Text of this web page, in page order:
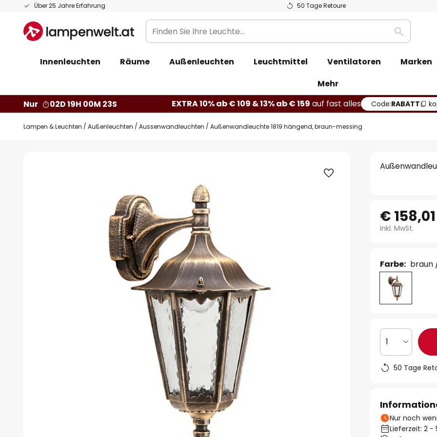
Über 25 Jahre Erfahrung 50 Tage Retoure
Zum
springen
Finden
Sie
Leuchte...
Suche
Innenleuchten Räume Außenleuchten Leuchtmittel Ventilatoren
Marken
Mehr
Nur
02D 19H 00M 22S EXTRA 10% ab € 109 & 13% ab € 159 auf fast alles Code:RABATT
Lampen & Leuchten Außenleuchten Aussenwandleuchten Außenwandleuchte 1819 hängend, braun-messing
€ 158,01
inkl. MwSt.
Farbe: braun
1
50 Tage
Nur noch
Lieferzeit: 2 -